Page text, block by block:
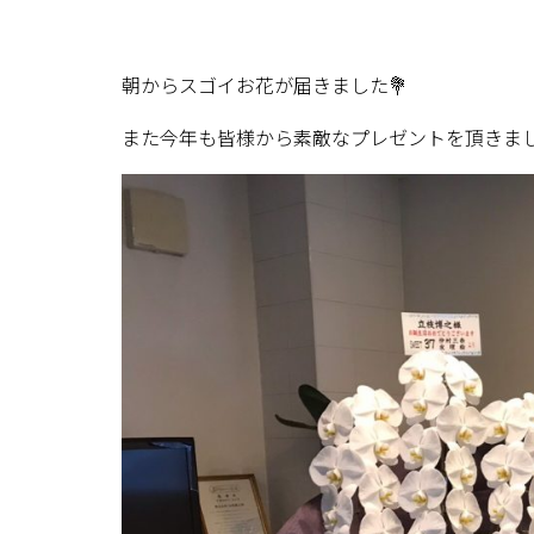
朝からスゴイお花が届きました💐
また今年も皆様から素敵なプレゼントを頂きま